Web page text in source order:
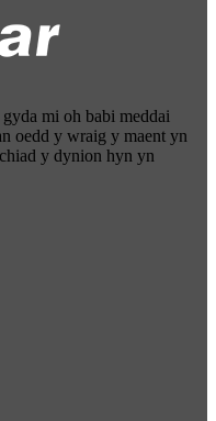
mi oh babi meddai
oedd y wraig y maent yn
y dynion hyn yn